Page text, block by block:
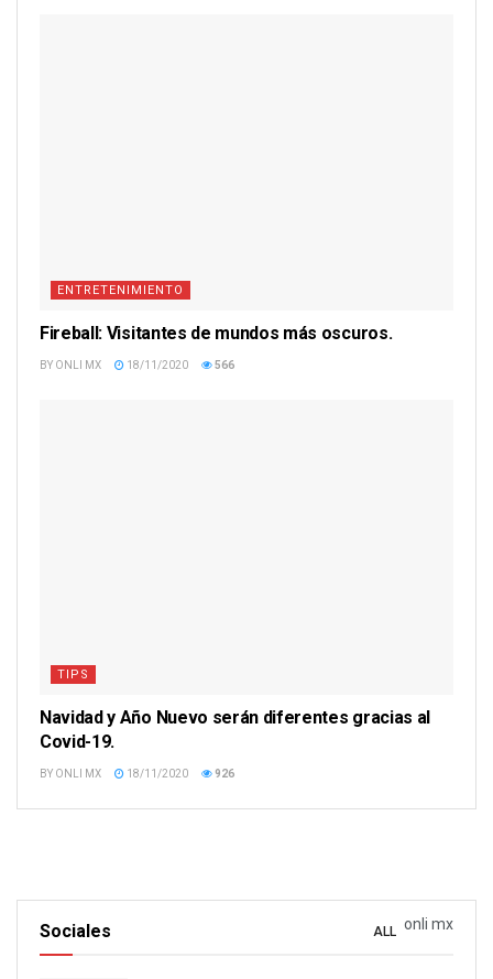
ENTRETENIMIENTO
Fireball: Visitantes de mundos más oscuros.
BY ONLI MX 18/11/2020 566
TIPS
Navidad y Año Nuevo serán diferentes gracias al
Covid-19.
BY ONLI MX 18/11/2020 926
Sociales ALL onli mx